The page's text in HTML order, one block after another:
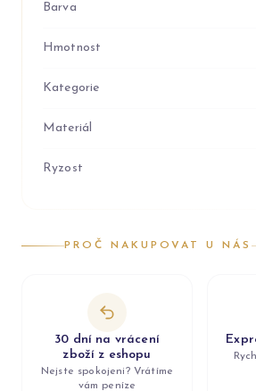
Barva
Hmotnost
Kategorie
Materiál
Ryzost
PROČ NAKUPOVAT U NÁS
30 dní na vrácení
zboží z eshopu
Nejste spokojeni? Vrátíme
vám peníze